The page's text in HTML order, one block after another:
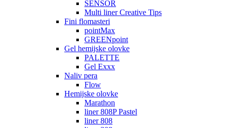
SENSOR
Multi liner Creative Tips
Fini flomasteri
pointMax
GREENpoint
Gel hemijske olovke
PALETTE
Gel Exxx
Naliv pera
Flow
Hemijske olovke
Marathon
liner 808P Pastel
liner 808